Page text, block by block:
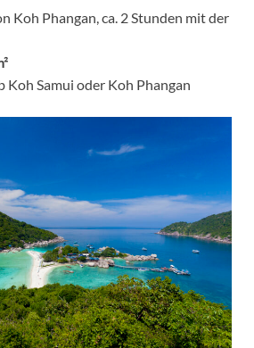
Koh Phangan, ca. 2 Stunden mit der
Koh Samui oder Koh Phangan